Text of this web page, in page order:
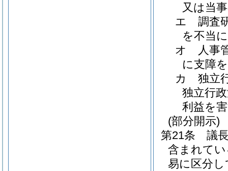
又は当
エ
調査
を不当
オ
人事
に支障
カ
独立
独立行
利益を
(部分開示)
第21条
議
含まれて
易に区分